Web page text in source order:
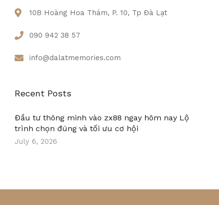
10B Hoàng Hoa Thám, P. 10, Tp Đà Lạt
090 942 38 57
info@dalatmemories.com
Recent Posts
Đầu tư thông minh vào zx88 ngay hôm nay Lộ
trình chọn đúng và tối ưu cơ hội
July 6, 2026